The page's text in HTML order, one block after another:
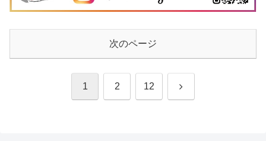
次のページ
1 2 12 次